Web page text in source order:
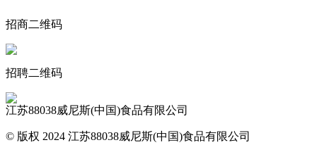
招商二维码
招聘二维码
江苏88038威尼斯(中国)食品有限公司
© 版权 2024 江苏88038威尼斯(中国)食品有限公司